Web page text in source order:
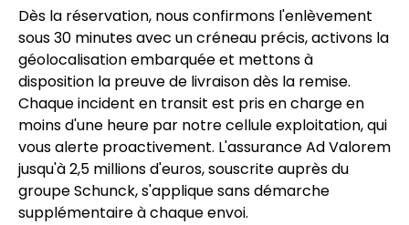
Dès la réservation, nous confirmons l'enlèvement
sous 30 minutes avec un créneau précis, activons la
géolocalisation embarquée et mettons à
disposition la preuve de livraison dès la remise.
Chaque incident en transit est pris en charge en
moins d'une heure par notre cellule exploitation, qui
vous alerte proactivement. L'assurance Ad Valorem
jusqu'à 2,5 millions d'euros, souscrite auprès du
groupe Schunck, s'applique sans démarche
supplémentaire à chaque envoi.